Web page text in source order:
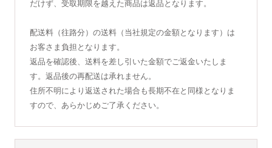
だけず、受取期限を越えた商品は返品となります。
配送料（往路分）の送料（当社規定の金額となります）は
お客さま負担となります。
返品を確認後、送料を差し引いた金額でご返金いたしま
す。返品後の再配送は承れません。
住所不明により返送された場合も長期不在と同様となりま
すので、あらかじめご了承ください。